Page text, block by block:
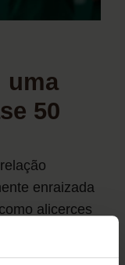
uma
50
enraizada
alicerces
anseio de
do